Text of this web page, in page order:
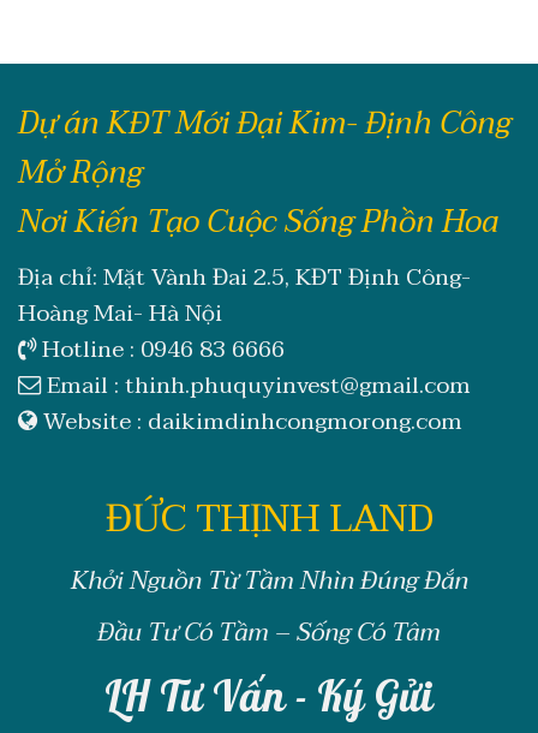
Dự án KĐT Mới Đại Kim- Định Công
Mở Rộng
Nơi Kiến Tạo Cuộc Sống Phồn Hoa
Địa chỉ: Mặt Vành Đai 2.5, KĐT Định Công-
Hoàng Mai- Hà Nội
Hotline : 0946 83 6666
Email :thinh.phuquyinvest@gmail.com
Website : daikimdinhcongmorong.com
ĐỨC THỊNH LAND
Khởi Nguồn Từ Tầm Nhìn Đúng Đắn
Đầu Tư Có Tầm – Sống Có Tâm
LH Tư Vấn - Ký Gửi